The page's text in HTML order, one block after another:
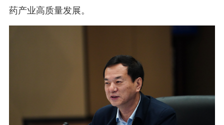
药产业高质量发展。